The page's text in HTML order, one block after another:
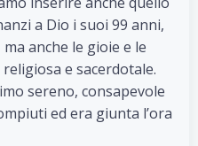
a Dio i suoi 99 anni,
anche le gioie e le
e sacerdotale.
sereno, consapevole
ed era giunta l’ora